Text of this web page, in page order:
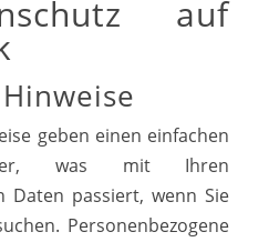
auf
geben einen einfachen
was mit Ihren
Daten passiert, wenn Sie
Personenbezogene